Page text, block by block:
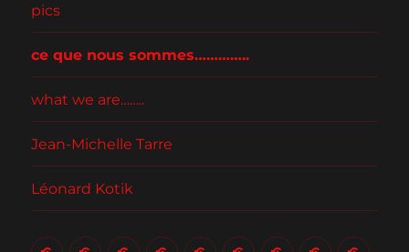
pics
ce que nous sommes…………..
what we are……..
Jean-Michelle Tarre
Léonard Kotik